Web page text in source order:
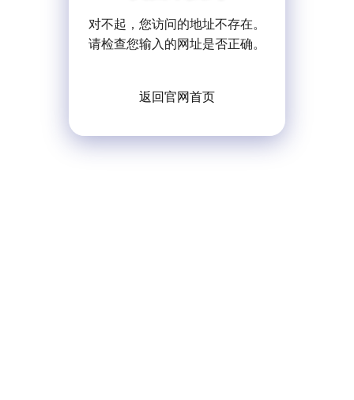
对不起，您访问的地址不存在。
请检查您输入的网址是否正确。
返回官网首页